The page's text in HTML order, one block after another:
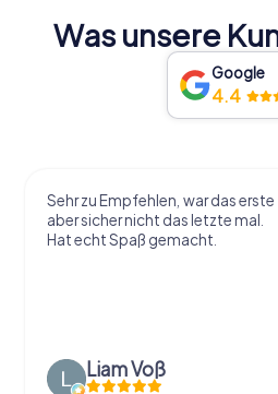
Was unsere
Google
4.4
Sehr zu Empfehlen, war das erste
aber sicher nicht das letzte mal.
Hat echt Spaß gemacht.
Liam Voß